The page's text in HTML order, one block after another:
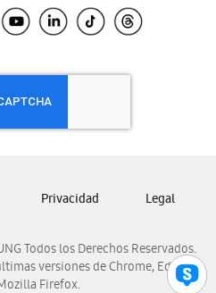
El Salvador
Honduras
Nicaragua
Panamá
Venezuela
Todos los Derechos Reservados.
versiones de Chrome, Edge,
Firefox.
Privacidad Legal